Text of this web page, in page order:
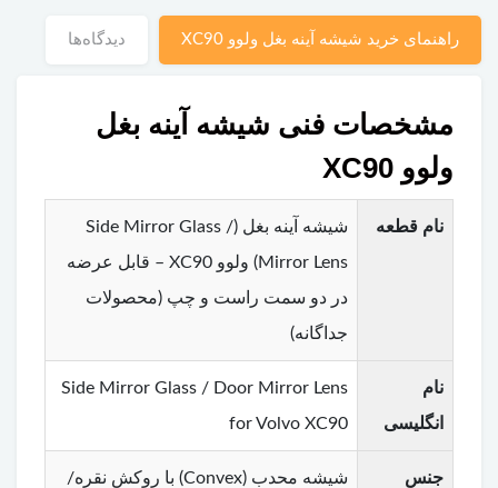
راهنمای خرید شیشه آینه بغل ولوو XC90 دیدگاه‌ها
مشخصات فنی شیشه آینه بغل
ولوو XC90
نام قطعه
شیشه آینه بغل (Side Mirror Glass /
Mirror Lens) ولوو XC90 – قابل عرضه
در دو سمت راست و چپ (محصولات
جداگانه)
نام
انگلیسی
Side Mirror Glass / Door Mirror Lens
for Volvo XC90
جنس
شیشه محدب (Convex) با روکش نقره/